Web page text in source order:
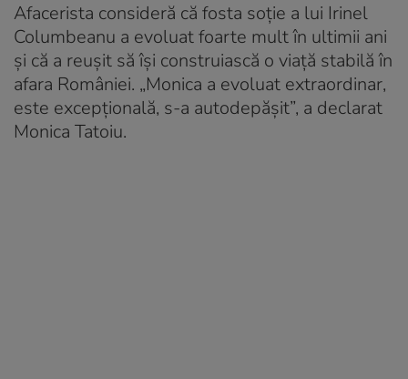
Afacerista consideră că fosta soție a lui Irinel
Columbeanu a evoluat foarte mult în ultimii ani
și că a reușit să își construiască o viață stabilă în
afara României. „Monica a evoluat extraordinar,
este excepțională, s-a autodepășit”, a declarat
Monica Tatoiu.